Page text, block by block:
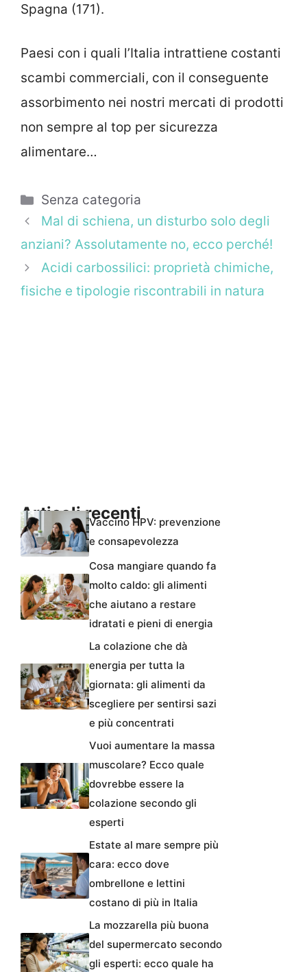
Spagna (171).
Paesi con i quali l’Italia intrattiene costanti
scambi commerciali, con il conseguente
assorbimento nei nostri mercati di prodotti
non sempre al top per sicurezza
alimentare…
Categorie
Senza categoria
Mal di schiena, un disturbo solo degli
anziani? Assolutamente no, ecco perché!
Acidi carbossilici: proprietà chimiche,
fisiche e tipologie riscontrabili in natura
Articoli recentiVaccino HPV: prevenzione
e consapevolezza
Cosa mangiare quando fa
molto caldo: gli alimenti
che aiutano a restare
idratati e pieni di energia
La colazione che dà
energia per tutta la
giornata: gli alimenti da
scegliere per sentirsi sazi
e più concentrati
Vuoi aumentare la massa
muscolare? Ecco quale
dovrebbe essere la
colazione secondo gli
esperti
Estate al mare sempre più
cara: ecco dove
ombrellone e lettini
costano di più in Italia
La mozzarella più buona
del supermercato secondo
gli esperti: ecco quale ha